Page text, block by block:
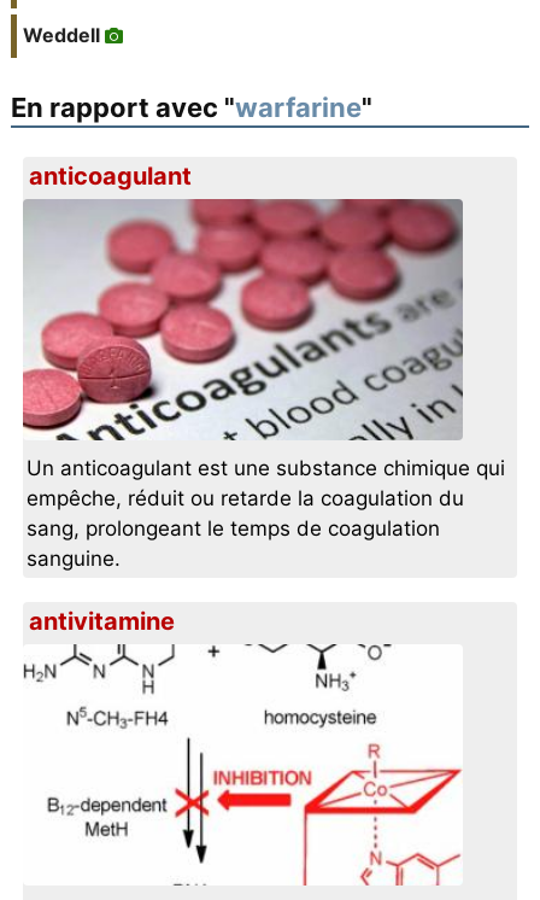
Weddell
En rapport avec "warfarine"
anticoagulant
Un anticoagulant est une substance chimique qui
empêche, réduit ou retarde la coagulation du
sang, prolongeant le temps de coagulation
sanguine.
antivitamine